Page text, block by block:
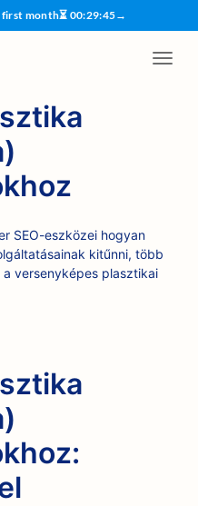
first month⏳ 00:29:45→
SEO-eszközei hogyan
kitűnni, több
versenyképes plasztikai